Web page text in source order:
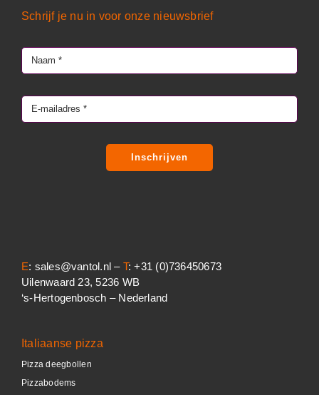
Italiaanse pizza
Pizza deegbollen
Pizzabodems
Schrijf je nu in voor onze nieuwsbrief
Inschrijven
E: sales@vantol.nl – T: +31 (0)736450673
Uilenwaard 23, 5236 WB
‘s-Hertogenbosch – Nederland